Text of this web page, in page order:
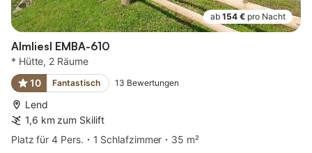
ab 154 € pro Nacht
Almliesl EMBA-610
* Hütte, 2 Räume
10
Fantastisch 13 Bewertungen
Lend
1,6 km zum Skilift
Platz für 4 Pers.
1 Schlafzimmer 35 m²